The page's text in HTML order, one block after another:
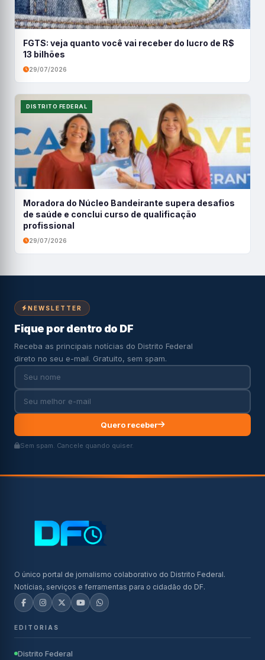
FGTS: veja quanto você vai receber do lucro de R$
13 bilhões
29/07/2026
DISTRITO FEDERAL
Moradora do Núcleo Bandeirante supera desafios
de saúde e conclui curso de qualificação
profissional
29/07/2026
NEWSLETTER
Fique por dentro do DF
Receba as principais notícias do Distrito Federal
direto no seu e-mail. Gratuito, sem spam.
Quero receber
Sem spam. Cancele quando quiser.
O único portal de jornalismo colaborativo do Distrito Federal.
Notícias, serviços e ferramentas para o cidadão do DF.
EDITORIAS
Distrito Federal